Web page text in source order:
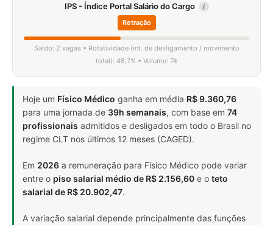
IPS - Índice Portal Salário do Cargo i
Retração
Saldo: 2 vagas • Rotatividade (int. de desligamento / movimento
total): 48,7% • Volume: 74
Hoje um Físico Médico ganha em média R$ 9.360,76
para uma jornada de 39h semanais, com base em 74
profissionais admitidos e desligados em todo o Brasil no
regime CLT nos últimos 12 meses (CAGED).
Em 2026 a remuneração para Físico Médico pode variar
entre o piso salarial médio de R$ 2.156,60 e o teto
salarial de R$ 20.902,47.
A variação salarial depende principalmente das funções